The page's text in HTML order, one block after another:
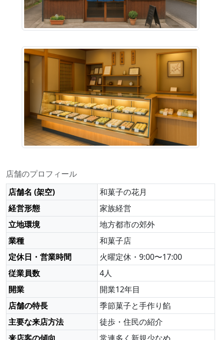
店舗のプロフィール
店舗名 (架空)
和菓子の花月
経営形態
家族経営
立地環境
地方都市の郊外
業種
和菓子店
定休日・営業時間
火曜定休・9:00〜17:00
従業員数
4人
開業
開業12年目
店舗の特長
季節菓子と手作り餡
主要な来店方法
徒歩・住民の紹介
来店客の傾向
常連多く新規少なめ